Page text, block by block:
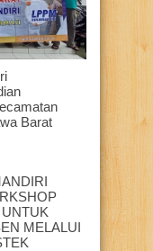
Barat
MELALUI